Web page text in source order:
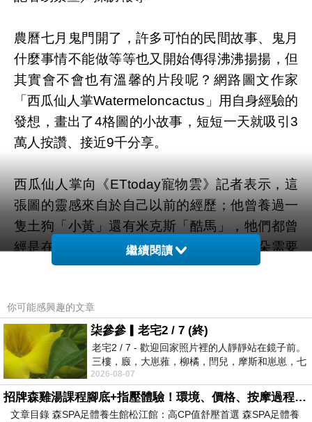
農曆七月鬼門開了，許多可怕的民間故事、鬼月
什麼事情不能做等等也又開始傳得沸沸揚揚，但
其實會不會也有溫馨的片段呢？網路圖文作家
「西瓜仙人掌Watermeloncactus」用自身經驗的
發想，畫出了4格圖的小故事，短短一天就吸引3
萬人按讚、接近9千分享。
西瓜仙人掌向《ETtoday寵物雲》記者表示，這
張圖的靈感來自於自己以前的經歷；他曾養過一
隻土狗「小黃」還有米克斯「酷馬」，牠們都曾
經是在路上流浪的孩子。酷馬因為生病耳朵需要
動大手術，但仍不敵病魔離開人世，「而小黃則
自然年紀到老死的。」
「因為突然想到這兩個家人都是在我不知情的情
況下走的，覺得很愧疚自己當時竟然沒有陪在他
們身邊。」因應鬼門開的時刻，紀念自己最愛的
兩隻毛孩，讓牠們知道其實從來沒有忘記過曾經
繼續閱讀
你可能感興趣的文章
柒參參▎老宅2 / 7 (終)
老宅2 / 7 - 歡迎回家照片裡的人靜靜站在鏡子前。
三樓，廄，大崽蕥，柳橘，閆兒，摩斯和崽崽，七
個人整整齊齊地站在鏡框之外，如同
2026-08-07
招牌森雞湯課程腳底+指壓體驗！環境、價格、按摩過程全紀錄，森SPA足體養生館松江館最新價格表
文章目錄 森SPA足體養生館松江館：高CP值舒壓首選 森SPA足體養